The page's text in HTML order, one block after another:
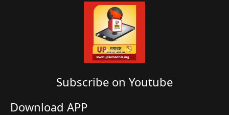
Subscribe on Youtube​
Download APP